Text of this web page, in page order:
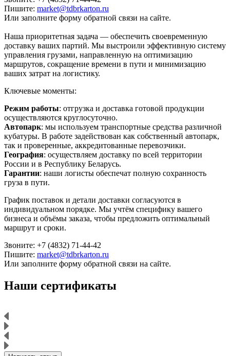
Пишите: market@tdbrkarton.ru
Или заполните форму обратной связи на сайте.
Наша приоритетная задача — обеспечить своевременную
доставку ваших партий. Мы выстроили эффективную систему
управления грузами, направленную на оптимизацию
маршрутов, сокращение времени в пути и минимизацию
ваших затрат на логистику.
Ключевые моменты:
Режим работы: отгрузка и доставка готовой продукции
осуществляются круглосуточно.
Автопарк: мы используем транспортные средства различной
кубатуры. В работе задействован как собственный автопарк,
так и проверенные, аккредитованные перевозчики.
География: осуществляем доставку по всей территории
России и в Республику Беларусь.
Гарантии: наши логисты обеспечат полную сохранность
груза в пути.
График поставок и детали доставки согласуются в
индивидуальном порядке. Мы учтём специфику вашего
бизнеса и объёмы заказа, чтобы предложить оптимальный
маршрут и сроки.
Звоните: +7 (4832) 71-44-42
Пишите: market@tdbrkarton.ru
Или заполните форму обратной связи на сайте.
Наши сертификаты